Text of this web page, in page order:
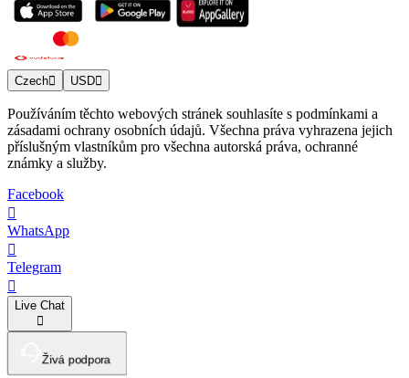
Czech USD
Používáním těchto webových stránek souhlasíte s podmínkami a
zásadami ochrany osobních údajů. Všechna práva vyhrazena jejich
příslušným vlastníkům pro všechna autorská práva, ochranné
známky a služby.
Facebook
WhatsApp
Telegram
Live Chat
Živá podpora